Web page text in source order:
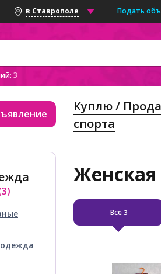
в Ставрополе Подать
3
Куплю /
спорта
Женская
Все 3